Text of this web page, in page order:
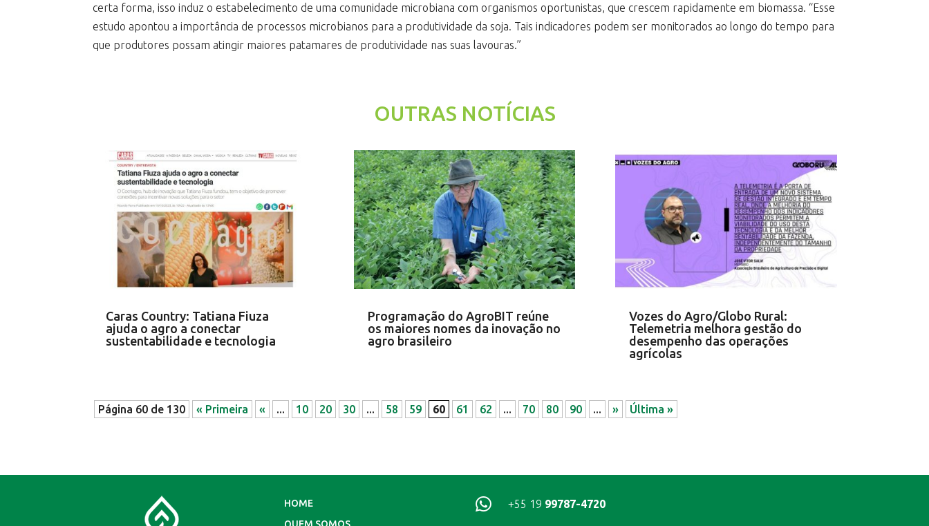
certa forma, isso induz o estabelecimento de uma comunidade microbiana com organismos oportunistas, que crescem rapidamente em biomassa. “Esse
estudo apontou a importância de processos microbianos para a produtividade da soja. Tais indicadores podem ser monitorados ao longo do tempo para
que produtores possam atingir maiores patamares de produtividade nas suas lavouras.”
OUTRAS NOTÍCIAS
Caras Country: Tatiana Fiuza
ajuda o agro a conectar
sustentabilidade e tecnologia
Programação do AgroBIT reúne
os maiores nomes da inovação no
agro brasileiro
Vozes do Agro/Globo Rural:
Telemetria melhora gestão do
desempenho das operações
agrícolas
Página 60 de 130 « Primeira « ... 10 20 30 ... 58 59 60 61 62 ... 70 80 90 ... » Última »
HOME
 +55 19 99787-4720